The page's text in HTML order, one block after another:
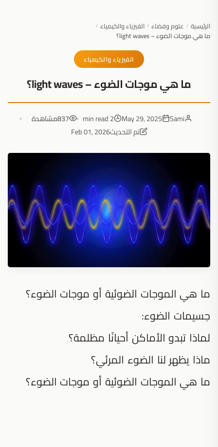
الرئيسية / علوم وفضاء / الفيزياء والكيمياء /
ما هي موجات الضوء – light waves؟
الفيزياء والكيمياء
ما هي موجات الضوء – light waves؟
Sami
May 29, 2025
2 min read
837مشاهدة
تم التحديثFeb 01, 2026
ما هي الموجات الضوئية أو موجات الضوء؟
جسيمات الضوء:
لماذا تبدو الأماكن أحيانًا مظلمة؟
ماذا يظهر لنا الضوء المرئي؟
ما هي الموجات الضوئية أو موجات الضوء؟